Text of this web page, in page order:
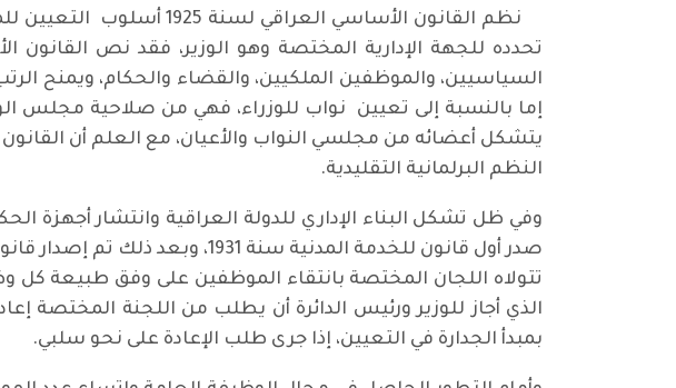
نظم القانون الأساسي
تحدده للجهة الإدارية المختصة وهو الوزير، فقد نص القانون
السياسيين، والموظفين الملكيين، والقضاء والحكام، ويمنح
إما بالنسبة إلى تعيين نواب للوزراء، فهي من صلاحية مجلس
يتشكل أعضائه من مجلسي النواب والأعيان، مع العلم أن
النظم البرلمانية التقليدية.
وفي ظل تشكل البناء الإداري للدولة العراقية وانتشار أجهزة
الذي أجاز للوزير ورئيس الدائرة أن يطلب من اللجنة المختصة
بمبدأ الجدارة في التعيين، إذا جرى طلب الإعادة على نحو سلبي.